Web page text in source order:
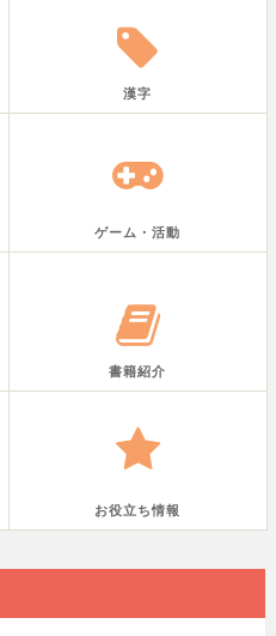
漢字
ゲーム・活動
書籍紹介
お役立ち情報